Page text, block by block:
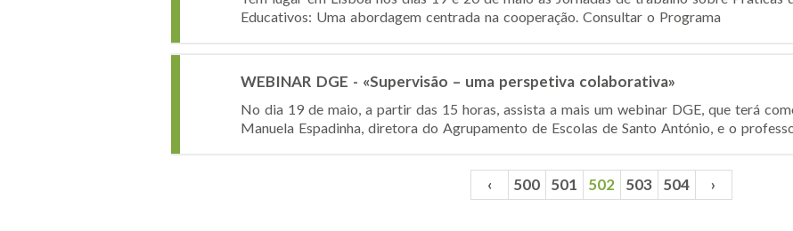
Educativos: Uma abordagem centrada na cooperação. Consultar o Programa
WEBINAR DGE - «Supervisão – uma perspetiva colaborativa»
No dia 19 de maio, a partir das 15 horas, assista a mais um webinar DGE, que terá
Manuela Espadinha, diretora do Agrupamento de Escolas de Santo António, e o
‹ 500 501 502 503 504 ›